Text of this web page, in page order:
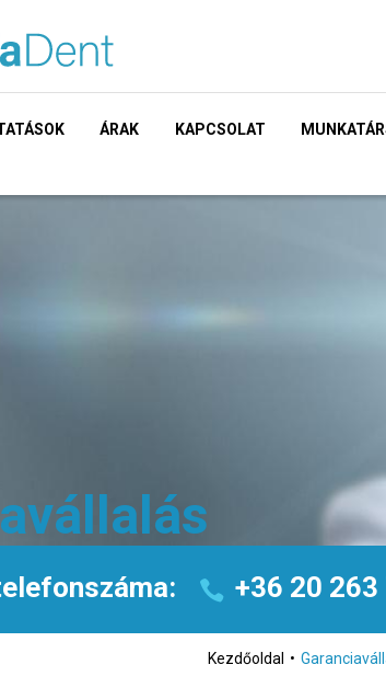
ÁRAK KAPCSOLAT
+36 20 263
Kezdőoldal